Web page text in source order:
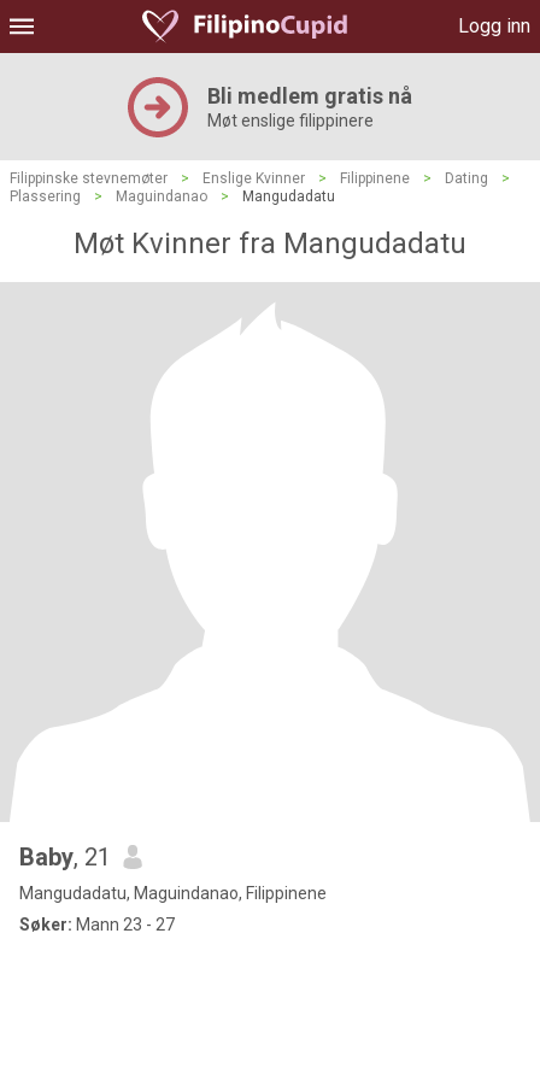
Logg inn
Bli medlem gratis nå
Møt enslige filippinere
Filippinske stevnemøter > Enslige Kvinner > Filippinene > Dating
>
Plassering
> Maguindanao > Mangudadatu
Møt Kvinner fra Mangudadatu
Baby, 21
Mangudadatu, Maguindanao, Filippinene
Søker: Mann 23 - 27